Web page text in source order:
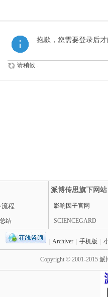
抱歉，您需要登录后
请稍候...
派博传思旗下网站
程 影响因子官网
结 SCIENCEGARD
Archiver 手机版
Copyright © 2001-2015派